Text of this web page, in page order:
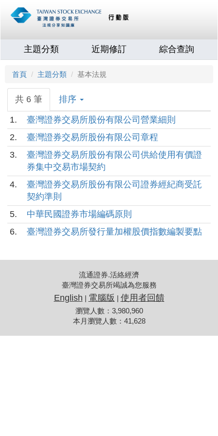
主題分類 近期修訂 綜合查詢
首頁 主題分類 基本法規
共 6 筆 排序
1.
臺灣證券交易所股份有限公司營業細則
2.
臺灣證券交易所股份有限公司章程
3.
臺灣證券交易所股份有限公司供給使用有價證
券集中交易市場契約
4.
臺灣證券交易所股份有限公司證券經紀商受託
契約準則
5.
中華民國證券市場編碼原則
6.
臺灣證券交易所發行量加權股價指數編製要點
流通證券.活絡經濟
臺灣證券交易所竭誠為您服務
English | 電腦版 | 使用者回饋
瀏覽人數：3,980,960
本月瀏覽人數：41,628